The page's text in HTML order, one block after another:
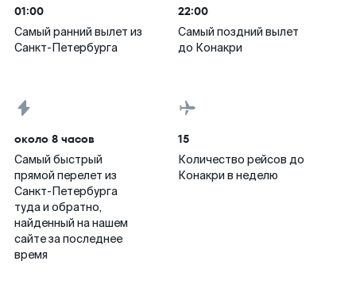
01:00
Самый ранний вылет из
Санкт-Петербурга
22:00
Самый поздний вылет
до Конакри
около 8 часов
Самый быстрый
прямой перелет из
Санкт-Петербурга
туда и обратно,
найденный на нашем
сайте за последнее
время
15
Количество рейсов до
Конакри в неделю